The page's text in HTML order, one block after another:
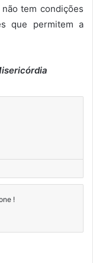
tem condições
que permitem a
!